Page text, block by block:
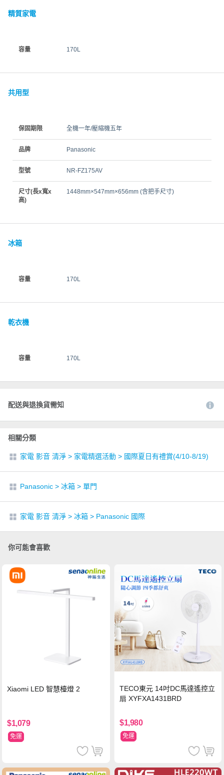
精質家電
容量 170L
共用型
保固期限 全機一年/壓縮機五年
品牌 Panasonic
型號 NR-FZ175AV
尺寸(長x寬x
高)
1448mm×547mm×656mm (含把手尺寸)
冰箱
容量 170L
乾衣機
容量 170L
配送與退換貨需知
相關分類
家電 影音 清淨 > 家電精選活動 > 國際夏日有禮賞(4/10-8/19)
Panasonic > 冰箱 > 單門
家電 影音 清淨 > 冰箱 > Panasonic 國際
你可能會喜歡
Xiaomi LED 智慧檯燈 2
$1,079
免運
TECO東元 14吋DC馬達遙控立
扇 XYFXA1431BRD
$1,980
免運